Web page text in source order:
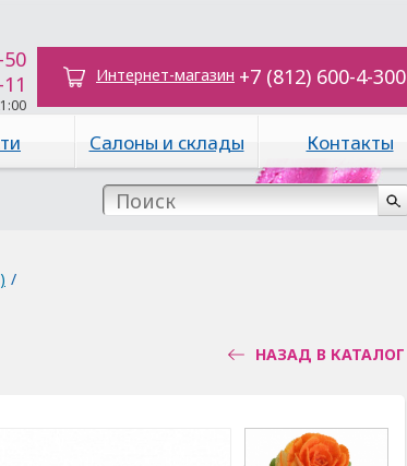
50
Интернет-магазин +7 (812) 600-4-300
Салоны и склады Контакты
/
НАЗАД В КАТАЛОГ